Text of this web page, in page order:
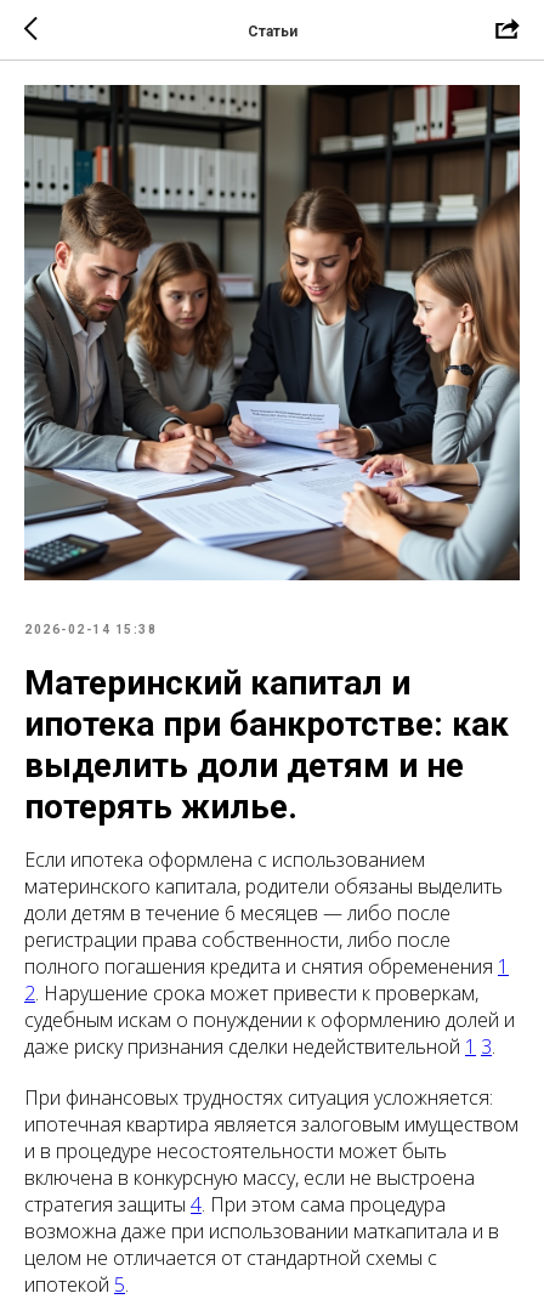
Статьи
2026-02-14 15:38
Материнский капитал и
ипотека при банкротстве: как
выделить доли детям и не
потерять жилье.
Если ипотека оформлена с использованием
материнского капитала, родители обязаны выделить
доли детям в течение 6 месяцев — либо после
регистрации права собственности, либо после
полного погашения кредита и снятия обременения 1
2. Нарушение срока может привести к проверкам,
судебным искам о понуждении к оформлению долей и
даже риску признания сделки недействительной 1 3.
При финансовых трудностях ситуация усложняется:
ипотечная квартира является залоговым имуществом
и в процедуре несостоятельности может быть
включена в конкурсную массу, если не выстроена
стратегия защиты 4. При этом сама процедура
возможна даже при использовании маткапитала и в
целом не отличается от стандартной схемы с
ипотекой 5.